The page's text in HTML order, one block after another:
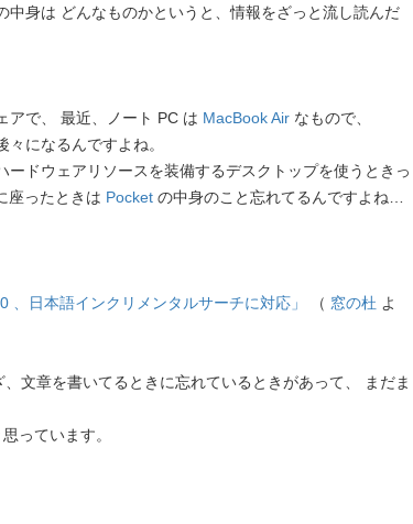
中身は どんなものかというと、情報をざっと流し読んだ
で、 最近、ノート PC は MacBook Air なもので、
になるんですよね。
ドウェアリソースを装備するデスクトップを使うときっ
座ったときは Pocket の中身のこと忘れてるんですよね…
、日本語インクリメンタルサーチに対応」 （ 窓の杜 よ
文章を書いてるときに忘れているときがあって、 まだま
っています。